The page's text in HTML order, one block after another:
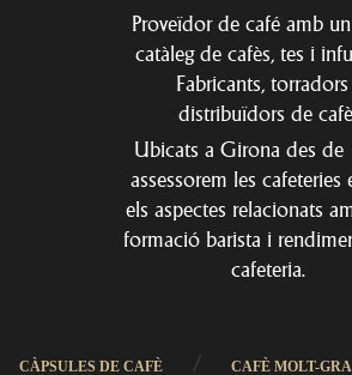
Proveïdor de café amb
catàleg de cafès, tes i
Fabricants,
distribuïdors de
Ubicats a Girona des
assessorem les cafeteries
els aspectes relacionats
formació barista i
cafeteria.
CÀPSULES DE CAFÈ / CAFÈ MOLT-GRA